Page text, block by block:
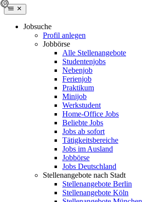
Jobsuche
Profil anlegen
Jobbörse
Alle Stellenangebote
Studentenjobs
Nebenjob
Ferienjob
Praktikum
Minijob
Werkstudent
Home-Office Jobs
Beliebte Jobs
Jobs ab sofort
Tätigkeitsbereiche
Jobs im Ausland
Jobbörse
Jobs Deutschland
Stellenangebote nach Stadt
Stellenangebote Berlin
Stellenangebote Köln